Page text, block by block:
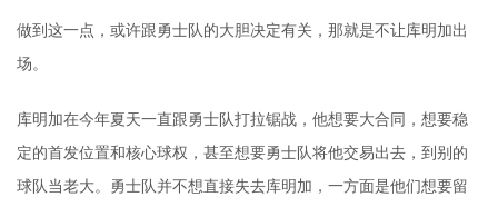
做到这一点，或许跟勇士队的大胆决定有关，那就是不让库明加出
场。
库明加在今年夏天一直跟勇士队打拉锯战，他想要大合同，想要稳
定的首发位置和核心球权，甚至想要勇士队将他交易出去，到别的
球队当老大。勇士队并不想直接失去库明加，一方面是他们想要留